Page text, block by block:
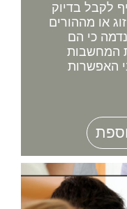
לקבל בדיוק
או מההורים
כי הם
המחשבות
האפשרות